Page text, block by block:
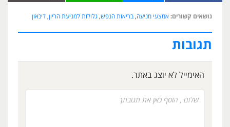
נושאים קשורים: אמצעי מניעה,בריאות הנפש, גלולות למניעת הריון, דיכאון
תגובות
האימייל לא יוצג באתר.